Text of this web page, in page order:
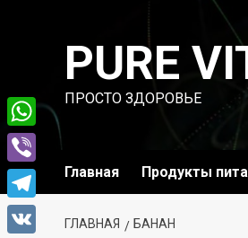
содержимомуPURE
ПРОСТО ЗДОРОВЬЕ
Главная Продукты
ГЛАВНАЯ БАНАН
WhatsApp
Viber
Telegram